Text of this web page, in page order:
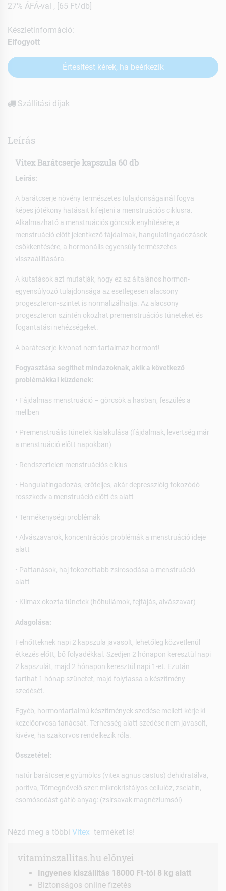
27% ÁFÁ-val , [65 Ft/db]
Készletinformáció:
Elfogyott
Értesítést kérek, ha beérkezik
Szállítási díjak
Leírás
Vitex Barátcserje kapszula 60 db
Leírás:
A barátcserje növény természetes tulajdonságainál fogva
képes jótékony hatásait kifejteni a menstruációs ciklusra.
Alkalmazható a menstruációs görcsök enyhítésére, a
menstruáció előtt jelentkező fájdalmak, hangulatingadozások
csökkentésére, a hormonális egyensúly természetes
visszaállítására.
A kutatások azt mutatják, hogy ez az általános hormon-
egyensúlyozó tulajdonsága az esetlegesen alacsony
progeszteron-szintet is normalizálhatja. Az alacsony
progeszteron szintén okozhat premenstruációs tüneteket és
fogantatási nehézségeket.
A barátcserje-kivonat nem tartalmaz hormont!
Fogyasztása segíthet mindazoknak, akik a következő
problémákkal küzdenek:
• Fájdalmas menstruáció – görcsök a hasban, feszülés a
mellben
• Premenstruális tünetek kialakulása (fájdalmak, levertség már
a menstruáció előtt napokban)
• Rendszertelen menstruációs ciklus
• Hangulatingadozás, erőteljes, akár depresszióig fokozódó
rosszkedv a menstruáció előtt és alatt
• Termékenységi problémák
• Alvászavarok, koncentrációs problémák a menstruáció ideje
alatt
• Pattanások, haj fokozottabb zsírosodása a menstruáció
alatt
• Klimax okozta tünetek (hőhullámok, fejfájás, alvászavar)
Adagolása:
Felnőtteknek napi 2 kapszula javasolt, lehetőleg közvetlenül
étkezés előtt, bő folyadékkal. Szedjen 2 hónapon keresztül napi
2 kapszulát, majd 2 hónapon keresztül napi 1-et. Ezután
tarthat 1 hónap szünetet, majd folytassa a készítmény
szedését.
Egyéb, hormontartalmú készítmények szedése mellett kérje ki
kezelőorvosa tanácsát. Terhesség alatt szedése nem javasolt,
kivéve, ha szakorvos rendelkezik róla.
Összetétel:
natúr barátcserje gyümölcs (vitex agnus castus) dehidratálva,
porítva, Tömegnövelő szer: mikrokristályos cellulóz, zselatin,
csomósodást gátló anyag: (zsírsavak magnéziumsói)
Nézd meg a többi Vitex terméket is!
vitaminszallitas.hu előnyei
Ingyenes kiszállítás 18000 Ft-tól 8 kg alatt
Biztonságos online fizetés